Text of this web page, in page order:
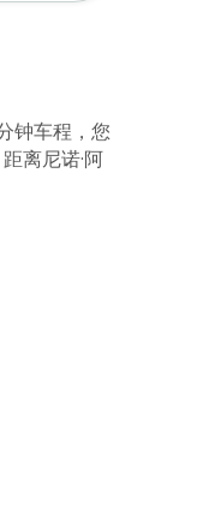
钟车程，您
离尼诺·阿